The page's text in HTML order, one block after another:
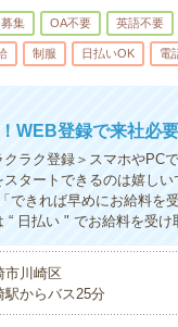
集 OA不要 英語不要
制服 日払いOK 電
WEB登録で来社必
クラク登録＞スマホやPC
スタートできるのは嬉し
できれば早めにお給料を
“ 日払い " でお給料を受け
市川崎区
駅からバス25分